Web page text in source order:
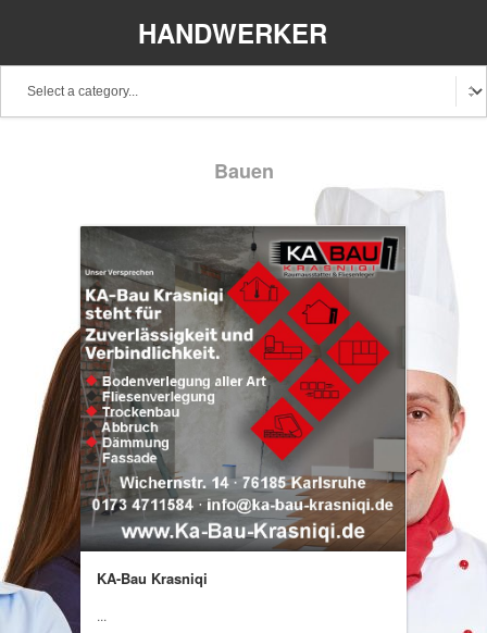
HANDWERKER
Bauen
KA-Bau Krasniqi
...